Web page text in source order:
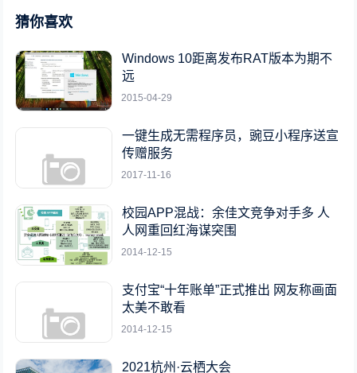
猜你喜欢
Windows 10距离发布RAT版本为期不
远
2015-04-29
一键生成无需程序员，豌豆小程序送宣
传赠服务
2017-11-16
校园APP混战：余佳文竞争对手多 人
人网重回红海谋突围
2014-12-15
支付宝“十年账单”正式推出 网友称画面
太美不敢看
2014-12-15
2021杭州·云栖大会